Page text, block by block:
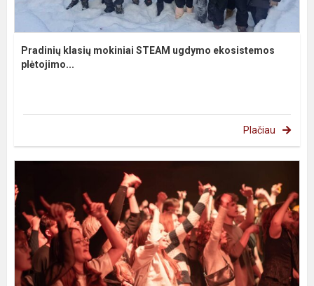
Pradinių klasių mokiniai STEAM ugdymo ekosistemos
plėtojimo...
Plačiau